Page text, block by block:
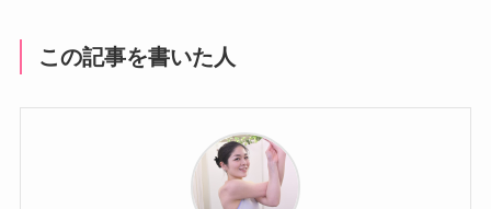
この記事を書いた人